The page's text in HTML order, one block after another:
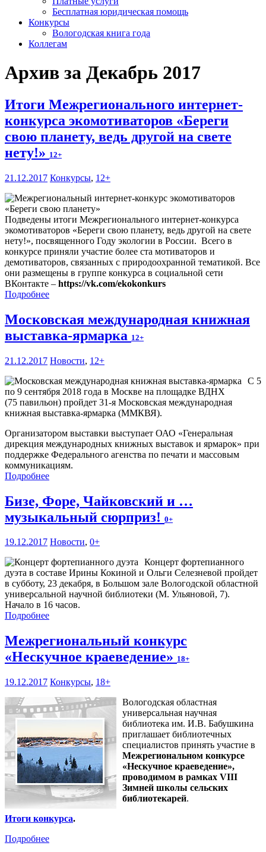
Бесплатная юридическая помощь
Конкурсы
Вологодская книга года
Коллегам
Архив за Декабрь 2017
Итоги Межрегионального интернет-
конкурса экомотиваторов «Береги
свою планету, ведь другой на свете
нету!» 12+
21.12.2017 Конкурсы, 12+
Подведены итоги Межрегионального интернет-конкурса
экомотиваторов «Береги свою планету, ведь другой на свете
нету!», посвященного Году экологии в России. Всего в
конкурсе приняли участие более ста мотиваторов и
демотиваторов, связанных с природоохранной тематикой. Все
они размещены в группе конкурса в социальной сети
ВКонтакте – https://vk.com/ekokonkurs
Подробнее
Московская международная книжная
выставка-ярмарка 12+
21.12.2017 Новости, 12+
С 5
по 9 сентября 2018 года в Москве на площадке ВДНХ
(75 павильон) пройдет 31-я Московская международная
книжная выставка-ярмарка (ММКВЯ).
Организатором выставки выступает ОАО «Генеральная
дирекция международных книжных выставок и ярмарок» при
поддержке Федерального агенства по печати и массовым
коммуникациям.
Подробнее
Бизе, Форе, Чайковский и …
музыкальный сюрприз! 0+
19.12.2017 Новости, 0+
Концерт фортепианного
дуэта в составе Ирины Кокиной и Ольги Селезневой пройдет
в субботу, 23 декабря, в Большом зале Вологодской областной
универсальной научной библиотеки (М. Ульяновой, 7).
Начало в 16 часов.
Подробнее
Межрегиональный конкурс
«Нескучное краеведение» 18+
19.12.2017 Конкурсы, 18+
Вологодская областная
универсальная научная
библиотека им. И.В. Бабушкина
приглашает библиотечных
специалистов принять участие в
Межрегиональном конкурсе
«Нескучное краеведение»,
проводимом в рамках VIII
Зимней школы сельских
библиотекарей.
Итоги конкурса.
Подробнее